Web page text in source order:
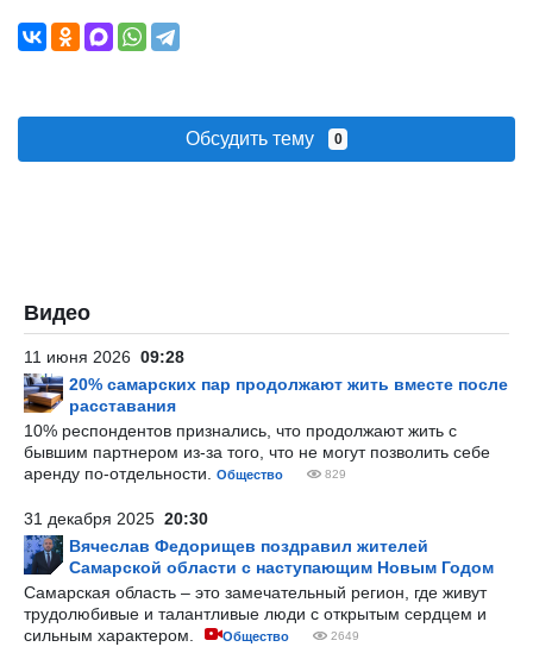
Обсудить тему 0
Видео
11 июня 2026 09:28
20% самарских пар продолжают жить вместе после
расставания
10% респондентов признались, что продолжают жить с
бывшим партнером из-за того, что не могут позволить себе
аренду по-отдельности.
Общество 829
31 декабря 2025 20:30
Вячеслав Федорищев поздравил жителей
Самарской области с наступающим Новым Годом
Самарская область – это замечательный регион, где живут
трудолюбивые и талантливые люди с открытым сердцем и
сильным характером.
Общество 2649